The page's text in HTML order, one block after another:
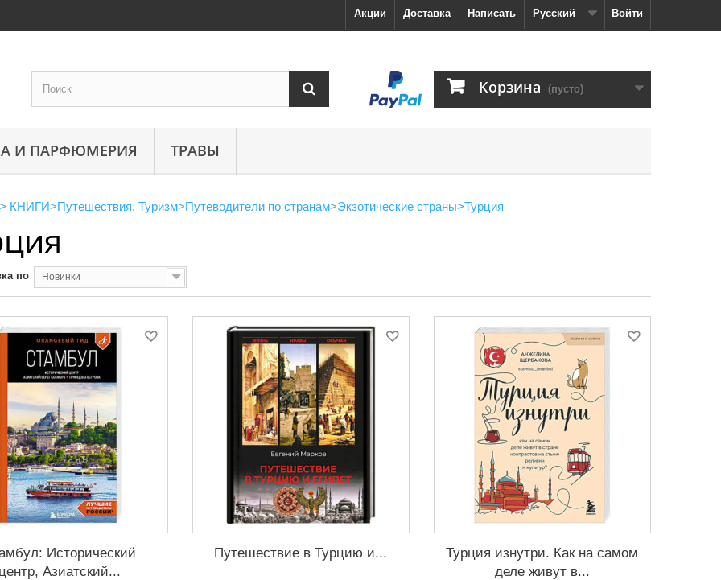
Войти
Русский
Написать
Доставка
Акции
Корзина (пусто)
И ПАРФЮМЕРИЯ ТРАВЫ
> КНИГИ>Путешествия. Туризм>Путеводители по странам>Экзотические страны>Турция
по Новинки
Исторический
Азиатский...
Путешествие в Турцию и...
Турция изнутри. Как на самом
деле живут в...